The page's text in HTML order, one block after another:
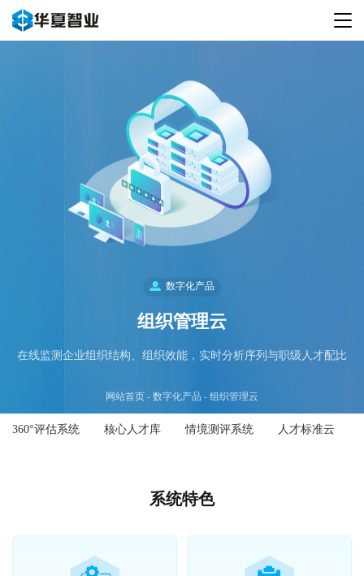
数字化产品
组织管理云
在线监测企业组织结构、组织效能，实时分析序列与职级人才配比
网站首页 数字化产品 组织管理云
360°评估系统 核心人才库 情境测评系统 人才标准云
系统特色